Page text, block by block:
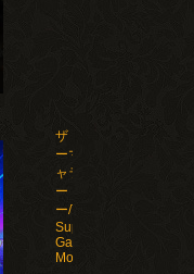
ザ・スーパ
ーマリオギ
ャラクシ
ー・ムービ
ー/The
Super Mario
Galaxy
Movie(2026)